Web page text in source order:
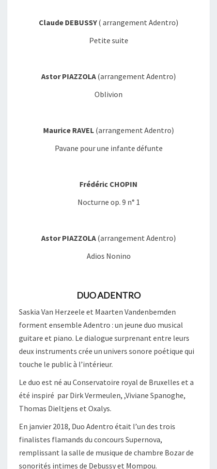
Claude DEBUSSY( arrangement Adentro)
Petite suite
Astor PIAZZOLA (arrangement Adentro)
Oblivion
Maurice RAVEL (arrangement Adentro)
Pavane pour une infante défunte
Frédéric CHOPIN
Nocturne op. 9 n° 1
Astor PIAZZOLA (arrangement Adentro)
Adios Nonino
DUO ADENTRO
Saskia Van Herzeele et Maarten Vandenbemden
forment ensemble Adentro : un jeune duo musical
guitare et piano. Le dialogue surprenant entre leurs
deux instruments crée un univers sonore poétique qui
touche le public à l’intérieur.
Le duo est né au Conservatoire royal de Bruxelles et a
été inspiré par Dirk Vermeulen, ,Viviane Spanoghe,
Thomas Dieltjens et Oxalys.
En janvier 2018, Duo Adentro était l’un des trois
finalistes flamands du concours Supernova,
remplissant la salle de musique de chambre Bozar de
sonorités intimes de Debussy et Mompou.